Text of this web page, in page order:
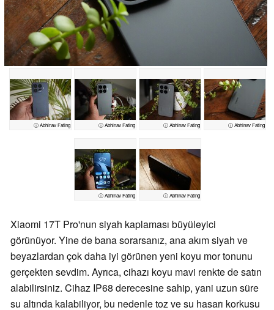
ⓘ Abhinav Fating ⓘ Abhinav Fating ⓘ Abhinav Fating ⓘ Abhinav Fating
ⓘ Abhinav Fating ⓘ Abhinav Fating
Xiaomi 17T Pro'nun siyah kaplaması büyüleyici
görünüyor. Yine de bana sorarsanız, ana akım siyah ve
beyazlardan çok daha iyi görünen yeni koyu mor tonunu
gerçekten sevdim. Ayrıca, cihazı koyu mavi renkte de satın
alabilirsiniz. Cihaz IP68 derecesine sahip, yani uzun süre
su altında kalabiliyor, bu nedenle toz ve su hasarı korkusu